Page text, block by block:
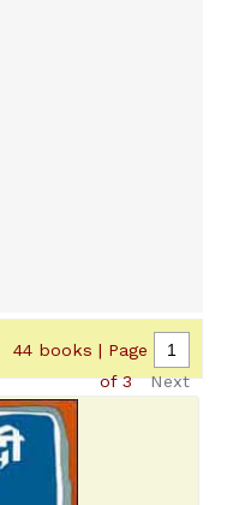
44 books | Page
of 3Next